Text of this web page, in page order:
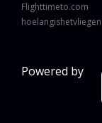
Flighttimeto.com
Powered by